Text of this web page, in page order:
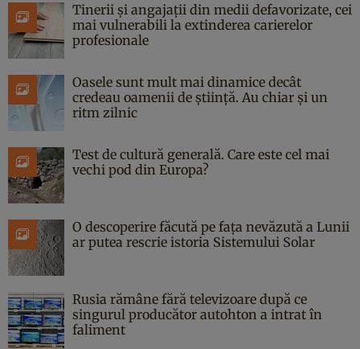
Tinerii și angajații din medii defavorizate, cei
mai vulnerabili la extinderea carierelor
profesionale
Oasele sunt mult mai dinamice decât
credeau oamenii de știință. Au chiar și un
ritm zilnic
Test de cultură generală. Care este cel mai
vechi pod din Europa?
O descoperire făcută pe fața nevăzută a Lunii
ar putea rescrie istoria Sistemului Solar
Rusia rămâne fără televizoare după ce
singurul producător autohton a intrat în
faliment